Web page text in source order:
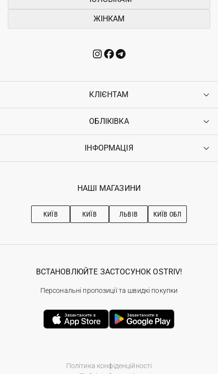
ЖІНКАМ
КЛІЄНТАМ
Контакти
Повернення
Гарантія
ОБЛІКІВКА
Увійти
Ostriv Club+
ІНФОРМАЦІЯ
Наші магазини
Рекомендації з догляду
НАШІ МАГАЗИНИ
КИЇВ КИЇВ ЛЬВІВ КИЇВ ОБЛ
Політика конфіденційності
ВСТАНОВЛЮЙТЕ ЗАСТОСУНОК OSTRIV!
Персональні пропозиції та швидкі покупки